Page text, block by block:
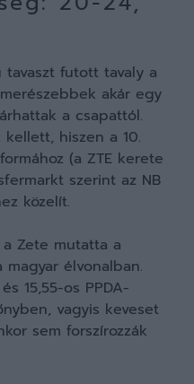
tavaszt futott tavaly a
akár egy
a csapattól.
hiszen a 10.
(a ZTE kerete
szerint az NB
közelít.
Zete mutatta a
élvonalban.
15,55-os PPDA-
vagyis keveset
sem forszírozzák